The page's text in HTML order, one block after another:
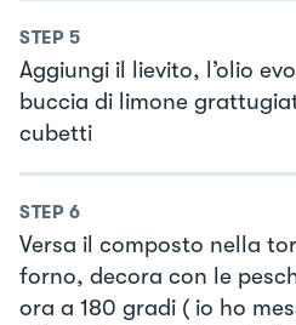
STEP 5
Aggiungi il lievito, l’olio
buccia di limone
cubetti
STEP 6
Versa il composto nella
forno, decora con le
ora a 180 gradi ( io ho